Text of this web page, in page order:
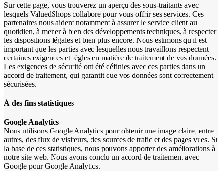
Sur cette page, vous trouverez un aperçu des sous-traitants avec
lesquels ValuedShops collabore pour vous offrir ses services. Ces
partenaires nous aident notamment à assurer le service client au
quotidien, à mener à bien des développements techniques, à respecter
les dispositions légales et bien plus encore. Nous estimons qu'il est
important que les parties avec lesquelles nous travaillons respectent
certaines exigences et règles en matière de traitement de vos données.
Les exigences de sécurité ont été définies avec ces parties dans un
accord de traitement, qui garantit que vos données sont correctement
sécurisées.
À des fins statistiques
Google Analytics
Nous utilisons Google Analytics pour obtenir une image claire, entre
autres, des flux de visiteurs, des sources de trafic et des pages vues.
la base de ces statistiques, nous pouvons apporter des améliorations à
notre site web. Nous avons conclu un accord de traitement avec
Google pour Google Analytics.